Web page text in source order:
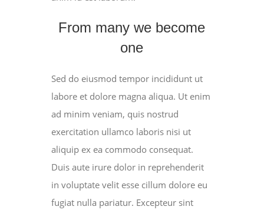
From many we become
one
Sed do eiusmod tempor incididunt ut
labore et dolore magna aliqua. Ut enim
ad minim veniam, quis nostrud
exercitation ullamco laboris nisi ut
aliquip ex ea commodo consequat.
Duis aute irure dolor in reprehenderit
in voluptate velit esse cillum dolore eu
fugiat nulla pariatur. Excepteur sint